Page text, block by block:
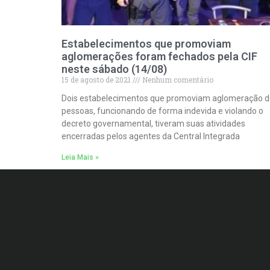
Estabelecimentos que promoviam
aglomerações foram fechados pela CIF
neste sábado (14/08)
15 de agosto de 2021
Nenhum comentário
Dois estabelecimentos que promoviam aglomeração
pessoas, funcionando de forma indevida e violando o
decreto governamental, tiveram suas atividades
encerradas pelos agentes da Central Integrada
Leia Mais »